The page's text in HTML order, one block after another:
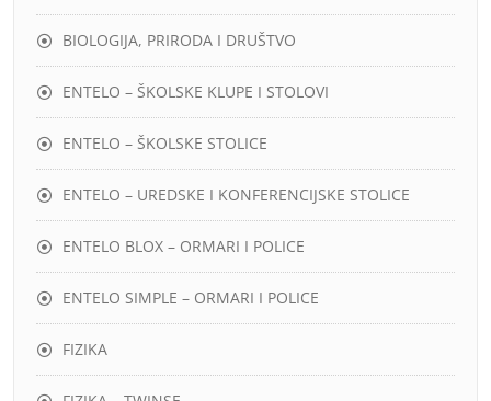
BIOLOGIJA, PRIRODA I DRUŠTVO
ENTELO – ŠKOLSKE KLUPE I STOLOVI
ENTELO – ŠKOLSKE STOLICE
ENTELO – UREDSKE I KONFERENCIJSKE STOLICE
ENTELO BLOX – ORMARI I POLICE
ENTELO SIMPLE – ORMARI I POLICE
FIZIKA